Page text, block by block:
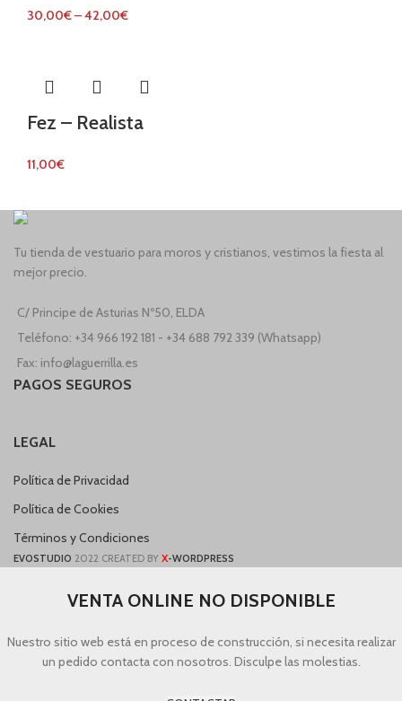
30,00€–42,00€
Fez – Realista
11,00€
Tu tienda de vestuario para moros y cristianos, vestimos la fiesta al
mejor precio.
C/ Principe de Asturias Nº50, ELDA
Teléfono: +34 966 192 181 - +34 688 792 339 (Whatsapp)
Fax: info@laguerrilla.es
PAGOS SEGUROS
LEGAL
Política de Privacidad
Política de Cookies
Términos y Condiciones
EVOSTUDIO 2022 CREATED BY X-WORDPRESS
VENTA ONLINE NO DISPONIBLE
Nuestro sitio web está en proceso de construcción, si necesita realizar
un pedido contacta con nosotros. Disculpe las molestias.